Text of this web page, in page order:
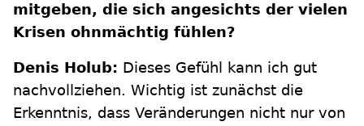
mitgeben, die sich angesichts der vielen
Krisen ohnmächtig fühlen?
Denis Holub: Dieses Gefühl kann ich gut
nachvollziehen. Wichtig ist zunächst die
Erkenntnis, dass Veränderungen nicht nur von